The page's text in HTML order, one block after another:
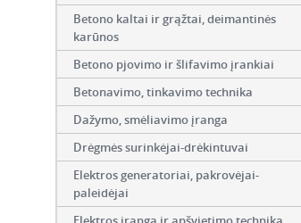
Betono kaltai ir grąžtai, deimantinės
karūnos
Betono pjovimo ir šlifavimo įrankiai
Betonavimo, tinkavimo technika
Dažymo, smėliavimo įranga
Drėgmės surinkėjai-drėkintuvai
Elektros generatoriai, pakrovėjai-
paleidėjai